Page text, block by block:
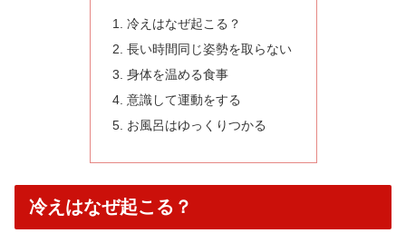
冷えはなぜ起こる？
長い時間同じ姿勢を取らない
身体を温める食事
意識して運動をする
お風呂はゆっくりつかる
冷えはなぜ起こる？